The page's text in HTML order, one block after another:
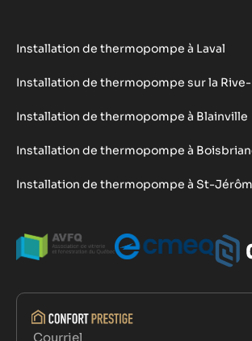
Installation de thermopompe à Laval
Installation de thermopompe sur la
Installation de thermopompe à Blainville
Installation de thermopompe à
Installation de thermopompe à St-
Courriel